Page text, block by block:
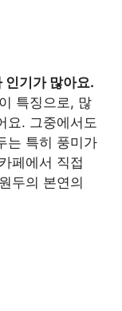
인기가 많아요.
특징으로, 많
요. 그중에서도
는 특히 풍미가
페에서 직접
두의 본연의